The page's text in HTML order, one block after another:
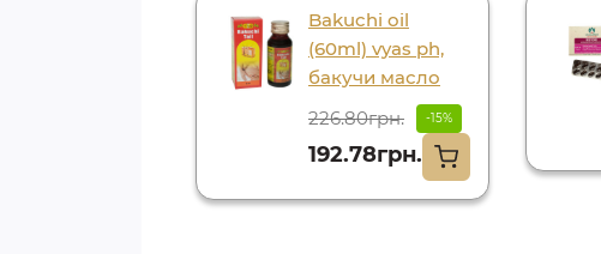
Bakuchi oil
(60ml) vyas ph,
бакучи масло
226.80грн.
-15%
192.78грн.